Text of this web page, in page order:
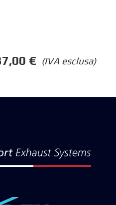
(IVA esclusa)
€